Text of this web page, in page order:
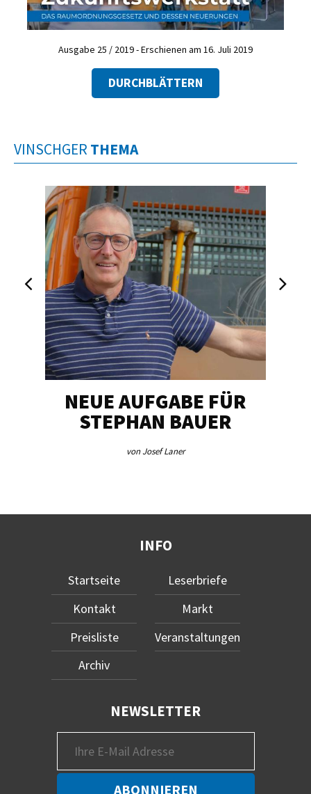
Ausgabe 25 / 2019 - Erschienen am 16. Juli 2019
DURCHBLÄTTERN
VINSCHGER THEMA
NEUE AUFGABE FÜR
STEPHAN BAUER
von Josef Laner
INFO
Startseite
Kontakt
Preisliste
Archiv
Leserbriefe
Markt
Veranstaltungen
NEWSLETTER